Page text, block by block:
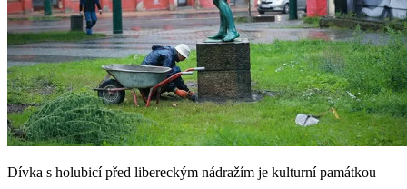
Dívka s holubicí před libereckým nádražím je kulturní památkou